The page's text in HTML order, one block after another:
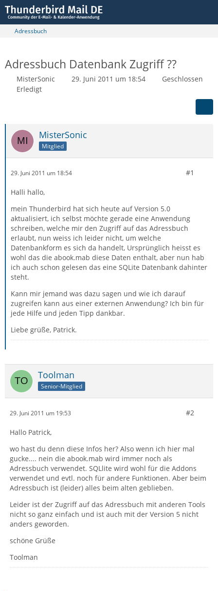
Adressbuch
Adressbuch Datenbank Zugriff ??
MisterSonic 29. Juni 2011 um 18:54
Geschlossen
Erledigt
MisterSonic
Mitglied
29. Juni 2011 um 18:54 #1
Halli hallo,
mein Thunderbird hat sich heute auf Version 5.0
aktualisiert, ich selbst möchte gerade eine Anwendung
schreiben, welche mir den Zugriff auf das Adressbuch
erlaubt, nun weiss ich leider nicht, um welche
Datenbankform es sich da handelt, Ursprünglich heisst es
wohl das die abook.mab diese Daten enthalt, aber nun hab
ich auch schon gelesen das eine SQLite Datenbank dahinter
steht.
Kann mir jemand was dazu sagen und wie ich darauf
zugreifen kann aus einer externen Anwendung? Ich bin für
jede Hilfe und jeden Tipp dankbar.
Liebe grüße, Patrick.
Toolman
Senior-Mitglied
29. Juni 2011 um 19:53 #2
Hallo Patrick,
wo hast du denn diese Infos her? Also wenn ich hier mal
gucke.... nein die abook.mab wird immer noch als
Adressbuch verwendet. SQLlite wird wohl für die Addons
verwendet und evtl. noch für andere Funktionen. Aber beim
Adressbuch ist (leider) alles beim alten geblieben.
Leider ist der Zugriff auf das Adressbuch mit anderen Tools
nicht so ganz einfach und ist auch mit der Version 5 nicht
anders geworden.
schöne Grüße
Toolman